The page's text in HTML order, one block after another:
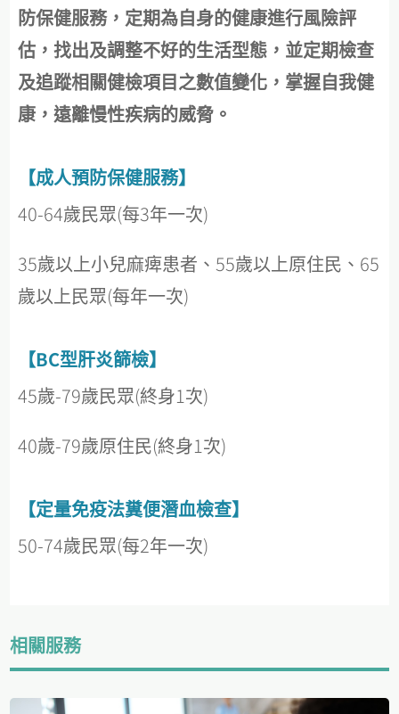
防保健服務，定期為自身的健康進行風險評
估，找出及調整不好的生活型態，並定期檢查
及追蹤相關健檢項目之數值變化，掌握自我健
康，遠離慢性疾病的威脅。
【成人預防保健服務】
40-64歲民眾(每3年一次)
35歲以上小兒麻痺患者、55歲以上原住民、65
歲以上民眾(每年一次)
【BC型肝炎篩檢】
45歲-79歲民眾(終身1次)
40歲-79歲原住民(終身1次)
【定量免疫法糞便潛血檢查】
50-74歲民眾(每2年一次)
相關服務